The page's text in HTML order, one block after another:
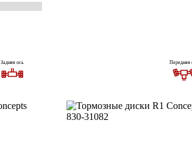
Задняя ось Передняя